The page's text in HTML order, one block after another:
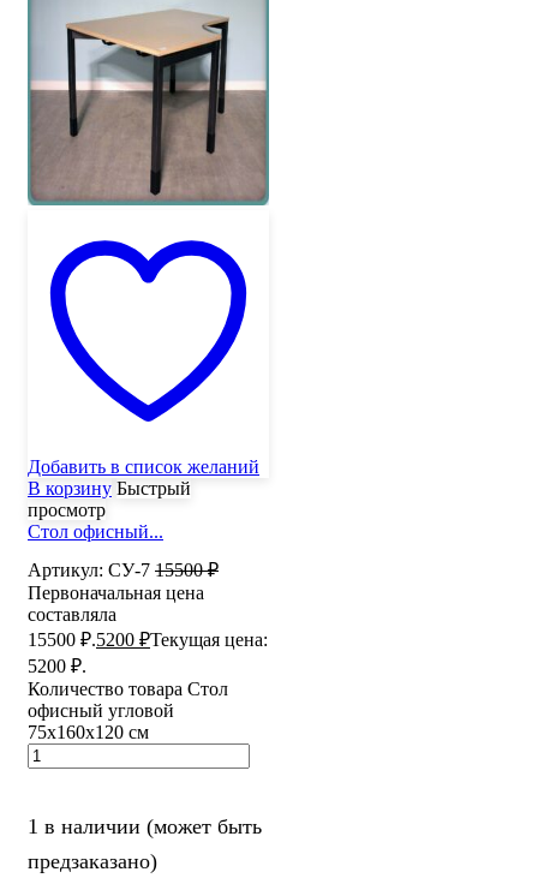
Добавить в список желаний
В корзину Быстрый
просмотр
Стол офисный...
Артикул: СУ-7 15500₽
Первоначальная цена
составляла
15500 ₽.5200 ₽Текущая цена:
5200 ₽.
Количество товара Стол
офисный угловой
75х160х120 см
1 в наличии (может быть
предзаказано)